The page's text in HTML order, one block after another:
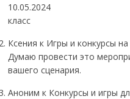
10.05.2024
класс
Ксения к Игры и конкурсы
Думаю провести это
вашего сценария.
Аноним к Конкурсы и игры